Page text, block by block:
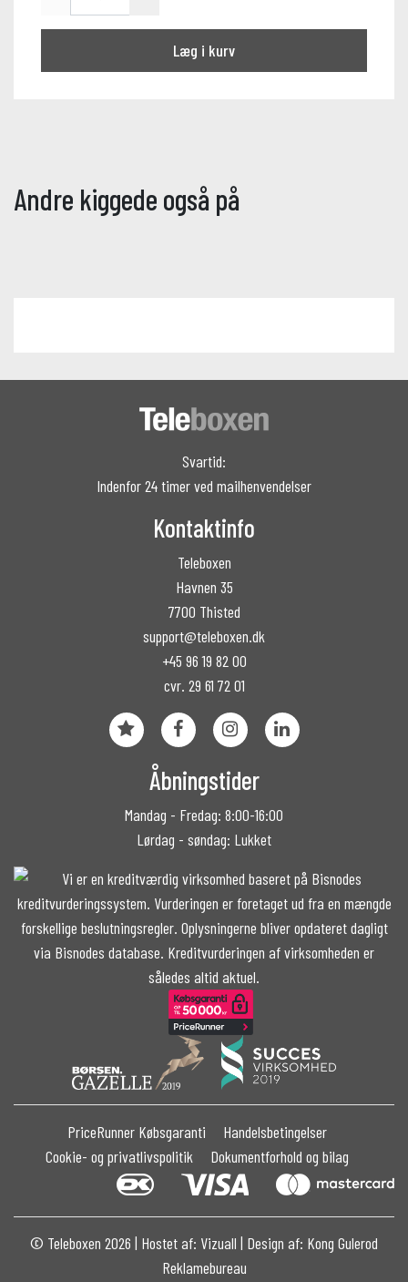
Læg i kurv
Andre kiggede også på
Svartid:
Indenfor 24 timer ved mailhenvendelser
Kontaktinfo
Teleboxen
Havnen 35
7700 Thisted
support@teleboxen.dk
+45 96 19 82 00
cvr. 29 61 72 01
Åbningstider
Mandag - Fredag: 8:00-16:00
Lørdag - søndag: Lukket
PriceRunner Købsgaranti
Handelsbetingelser
Cookie- og privatlivspolitik
Dokumentforhold og bilag
© Teleboxen 2026 | Hostet af: Vizuall | Design af: Kong Gulerod
Reklamebureau